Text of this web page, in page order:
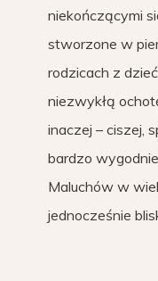
niekończącymi
stworzone w
rodzicach z
niezwykłą
inaczej – ciszej,
bardzo
Maluchów w
jednocześnie